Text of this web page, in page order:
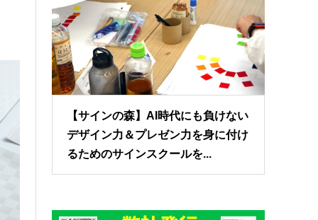
【サインの森】AI時代にも負けない
デザイン力＆プレゼン力を身に付け
るためのサインスクールを...